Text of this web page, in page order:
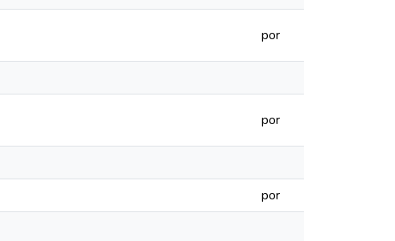
por
por
por